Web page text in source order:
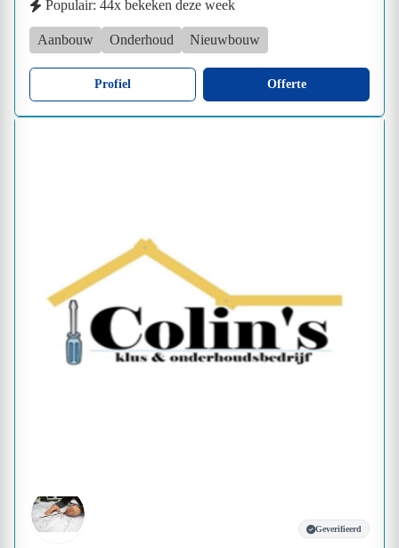
Populair: 44x bekeken deze week
Aanbouw Onderhoud Nieuwbouw
Profiel Offerte
Geverifieerd